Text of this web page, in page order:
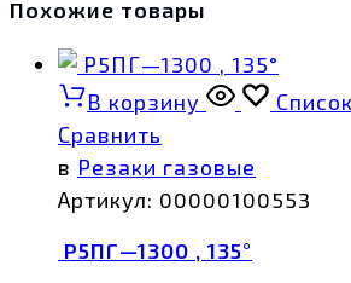
Похожие товары
В корзину
Сравнить
в Резаки газовые
Артикул: 00000100553
Р5ПГ—1300 , 135°